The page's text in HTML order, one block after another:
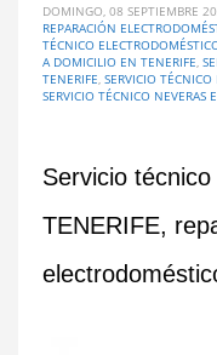
DOMINGO, 08 SEPTIEMBRE
REPARACIÓN
TÉCNICO
A DOMICILIO EN TENERIFE,
TENERIFE, SERVICIO TÉCNICO
SERVICIO TÉCNICO NEVERAS
Servicio
TENERIFE,